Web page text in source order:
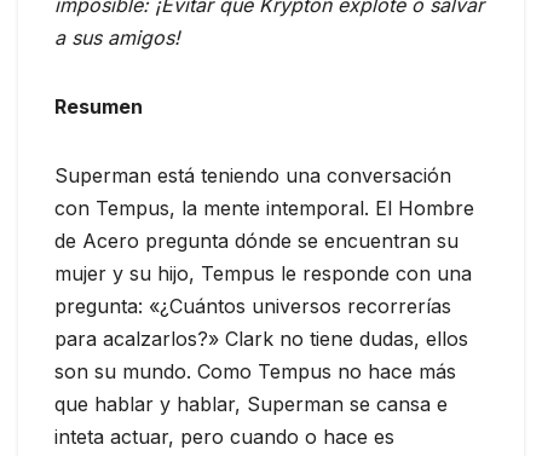
imposible: ¡Evitar que Krypton explote o salvar
a sus amigos!
Resumen
Superman está teniendo una conversación
con Tempus, la mente intemporal. El Hombre
de Acero pregunta dónde se encuentran su
mujer y su hijo, Tempus le responde con una
pregunta: «¿Cuántos universos recorrerías
para acalzarlos?» Clark no tiene dudas, ellos
son su mundo. Como Tempus no hace más
que hablar y hablar, Superman se cansa e
inteta actuar, pero cuando o hace es